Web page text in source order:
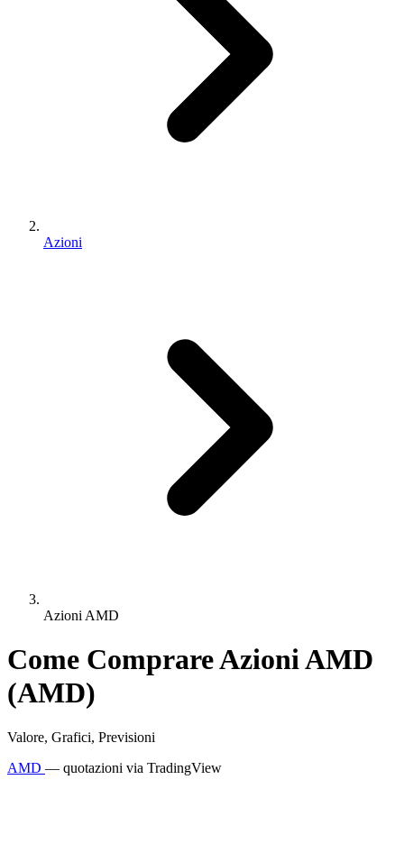
Azioni
Azioni AMD
Come Comprare Azioni AMD
(AMD)
Valore, Grafici, Previsioni
AMD — quotazioni via TradingView